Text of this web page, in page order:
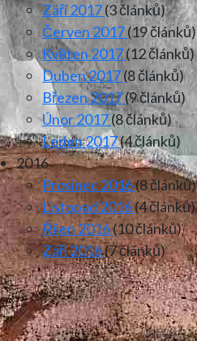
Září 2017(3 článků)
Červen 2017(19 článků)
Květen 2017(12 článků)
Duben 2017(8 článků)
Březen 2017(9 článků)
Únor 2017(8 článků)
Leden 2017(4 článků)
2016
Prosinec 2016(8 článků)
Listopad 2016(4 článků)
Říjen 2016(10 článků)
Září 2016(7 článků)